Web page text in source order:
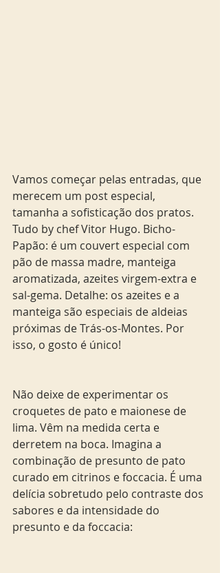
Vamos começar pelas entradas, que
merecem um post especial,
tamanha a sofisticação dos pratos.
Tudo by chef Vitor Hugo. Bicho-
Papão: é um couvert especial com
pão de massa madre, manteiga
aromatizada, azeites virgem-extra e
sal-gema. Detalhe: os azeites e a
manteiga são especiais de aldeias
próximas de Trás-os-Montes. Por
isso, o gosto é único!
Não deixe de experimentar os
croquetes de pato e maionese de
lima. Vêm na medida certa e
derretem na boca. Imagina a
combinação de presunto de pato
curado em citrinos e foccacia. É uma
delícia sobretudo pelo contraste dos
sabores e da intensidade do
presunto e da foccacia: